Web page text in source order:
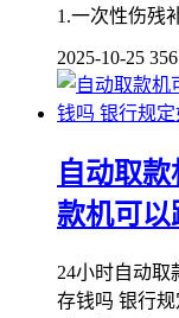
1.一次性伤残
2025-10-25 356
自动取
款机可以
24小时自动取
存钱吗 银行